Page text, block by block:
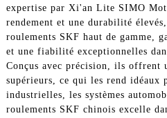
expertise par Xi'an Lite SIMO
rendement et une durabilité
roulements SKF haut de gamme,
et une fiabilité exceptionnelles
Conçus avec précision, ils offrent
supérieurs, ce qui les rend idéaux
industrielles, les systèmes
roulements SKF chinois excelle